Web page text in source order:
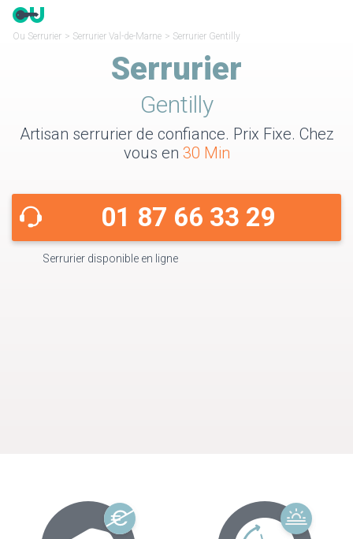
Ou Serrurier > Serrurier Val-de-Marne > Serrurier Gentilly
Serrurier
Gentilly
Artisan serrurier de confiance. Prix Fixe. Chez
vous en 30 Min
01 87 66 33 29
Serrurier disponible en ligne